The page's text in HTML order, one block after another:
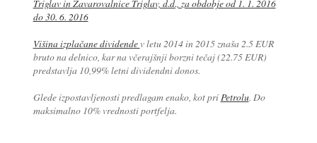
Triglav in Zavarovalnice Triglav, d.d., za obdobje od 1. 1. 2016
do 30. 6. 2016
Višina izplačane dividende v letu 2014 in 2015 znaša 2.5 EUR
bruto na delnico, kar na včerajšnji borzni tečaj (22.75 EUR)
predstavlja 10,99% letni dividendni donos.
Glede izpostavljenosti predlagam enako, kot priPetrolu. Do
maksimalno 10% vrednosti portfelja.